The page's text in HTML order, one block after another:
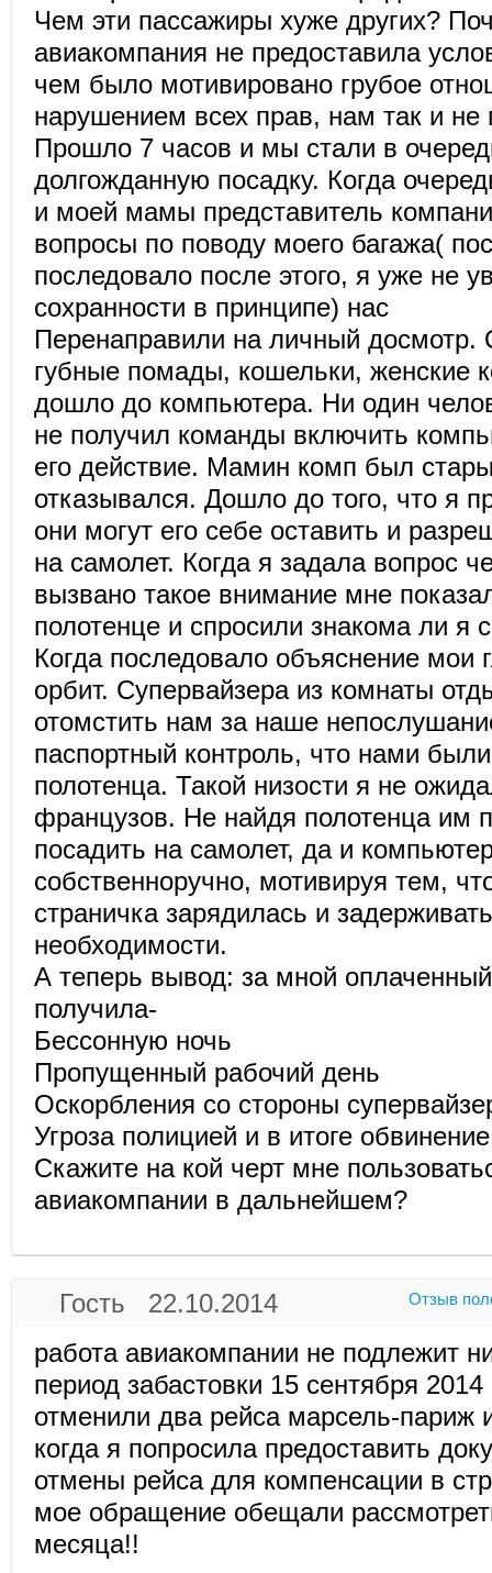
Чем эти пассажиры хуже других?
авиакомпания не предоставила
чем было мотивировано грубое
нарушением всех прав, нам так и не
Прошло 7 часов и мы стали в
долгожданную посадку. Когда
и моей мамы представитель
вопросы по поводу моего багажа(
последовало после этого, я уже не
сохранности в принципе) нас
Перенаправили на личный досмотр.
губные помады, кошельки, женские
дошло до компьютера. Ни один
не получил команды включить
его действие. Мамин комп был
отказывался. Дошло до того, что я
они могут его себе оставить и
на самолет. Когда я задала вопрос
вызвано такое внимание мне
полотенце и спросили знакома ли я
Когда последовало объяснение мои
орбит. Супервайзера из комнаты
отомстить нам за наше
паспортный контроль, что нами
полотенца. Такой низости я не
французов. Не найдя полотенца им
посадить на самолет, да и
собственноручно, мотивируя тем,
страничка зарядилась и
необходимости.
А теперь вывод: за мной
получила-
Бессонную ночь
Пропущенный рабочий день
Оскорбления со стороны
Угроза полицией и в итоге
Скажите на кой черт мне
авиакомпании в дальнейшем?
Гость 22.10.2014 Отзыв
работа авиакомпании не подлежит
период забастовки 15 сентября 2014
отменили два рейса марсель-париж
когда я попросила предоставить
отмены рейса для компенсации в
мое обращение обещали
месяца!!